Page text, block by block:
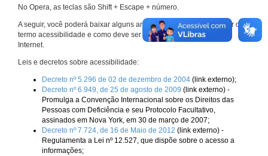
No Opera, as teclas são Shift + Escape + número.
A seguir, você poderá baixar alguns arquivos que explicam melhor o
termo acessibilidade e como deve ser implementado nos sites da
Internet.
Leis e decretos sobre acessibilidade:
Decreto nº 5.296 de 02 de dezembro de 2004 (link externo);
Decreto nº 6.949, de 25 de agosto de 2009 (link externo) -
Promulga a Convenção Internacional sobre os Direitos das
Pessoas com Deficiência e seu Protocolo Facultativo,
assinados em Nova York, em 30 de março de 2007;
Decreto nº 7.724, de 16 de Maio de 2012 (link externo) -
Regulamenta a Lei nº 12.527, que dispõe sobre o acesso a
informações;